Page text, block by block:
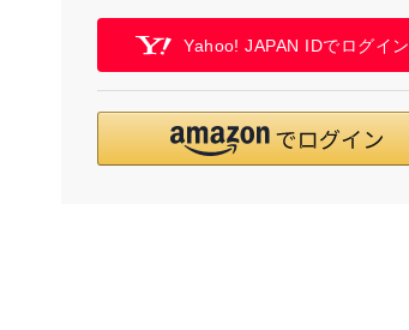
Yahoo! JAPAN IDでログイン